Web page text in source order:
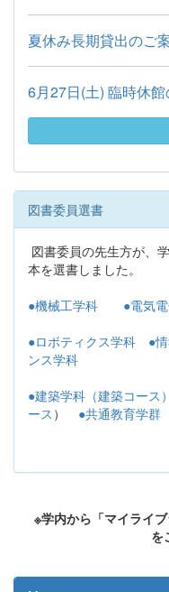
夏休み長期貸出のご
6月27日(土) 臨時休
図書委員選書
図書委員の先生方が、
本を選書しました。
●機械工学科
●電気
●ロボティクス学科
●
ンス学科
●建築学科（建築コース）
ース ） ●共通教育学群
※学内から「マイライブ
を